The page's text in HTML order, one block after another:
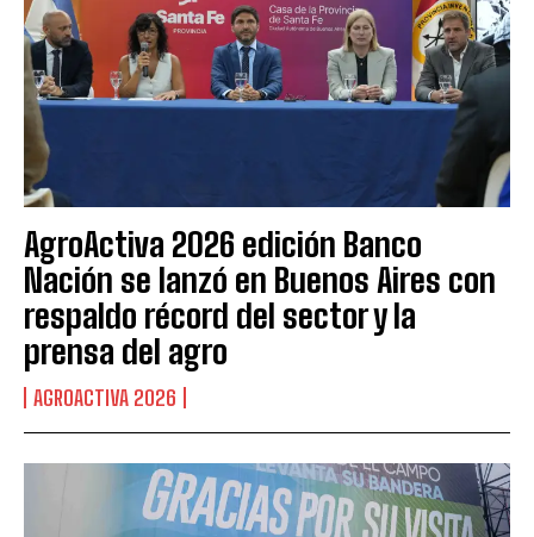
AgroActiva 2026 edición Banco
Nación se lanzó en Buenos Aires con
respaldo récord del sector y la
prensa del agro
AGROACTIVA 2026